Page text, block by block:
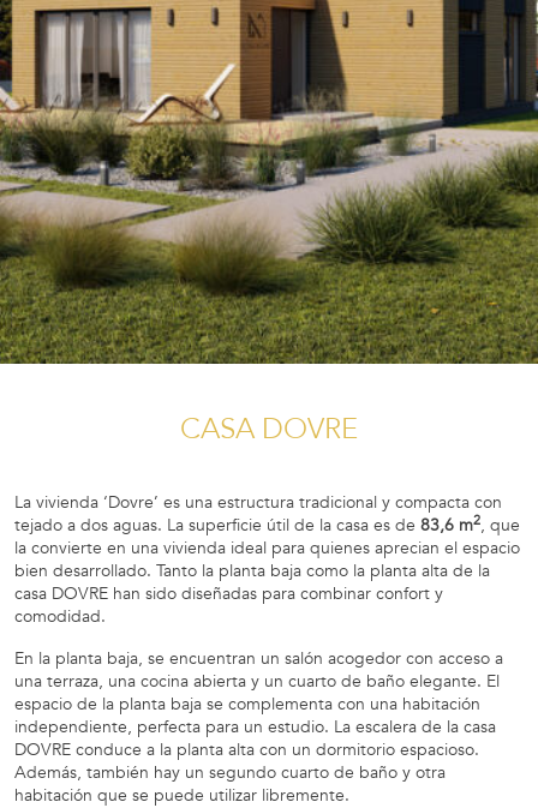
CASA DOVRE
La vivienda ‘Dovre’ es una estructura tradicional y compacta con
tejado a dos aguas. La superficie útil de la casa es de 83,6 m2, que
la convierte en una vivienda ideal para quienes aprecian el espacio
bien desarrollado. Tanto la planta baja como la planta alta de la
casa DOVRE han sido diseñadas para combinar confort y
comodidad.
En la planta baja, se encuentran un salón acogedor con acceso a
una terraza, una cocina abierta y un cuarto de baño elegante. El
espacio de la planta baja se complementa con una habitación
independiente, perfecta para un estudio. La escalera de la casa
DOVRE conduce a la planta alta con un dormitorio espacioso.
Además, también hay un segundo cuarto de baño y otra
habitación que se puede utilizar libremente.